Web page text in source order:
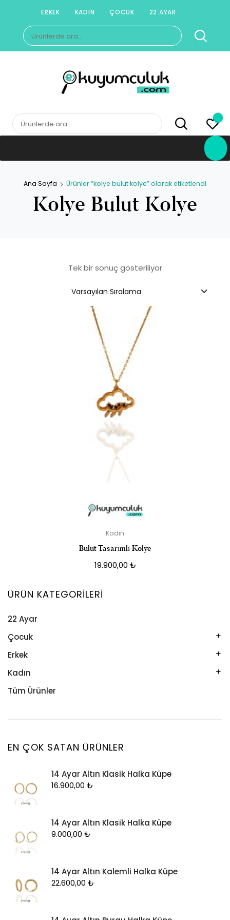
content
ERKEK KADIN ÇOCUK 22 AYAR
Ara:
E-KUYUMCULUK
Herkesin Kuyumcusu
Ara:
Ana Sayfa Ürünler “kolye bulut kolye” olarak etiketlendi
Kolye Bulut Kolye
Tek bir sonuç gösteriliyor
Varsayılan Sıralama
Kadın
Bulut Tasarımlı Kolye
19.900,00 ₺
ÜRÜN KATEGORILERI
22 Ayar
Çocuk
Kelepçe
Kolye
Künye
Erkek
Kelepçe
Künye
Kadın
Bileklik
Küpe
Piercing
Şahmeran
Yüzük
Tüm Ürünler
EN ÇOK SATAN ÜRÜNLER
14 Ayar Altın Klasik Halka Küpe
16.900,00 ₺
14 Ayar Altın Klasik Halka Küpe
9.000,00 ₺
14 Ayar Altın Kalemli Halka Küpe
22.600,00 ₺